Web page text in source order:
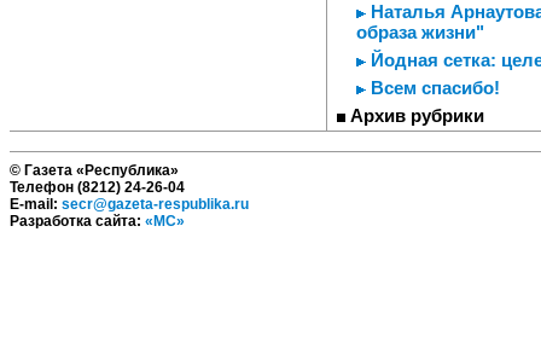
Наталья
образа жизни"
Йодная сетка:
Всем спасибо!
Архив рубрики
© Газета «Республика»
Телефон (8212) 24-26-04
E-mail: secr@gazeta-respublika.ru
Разработка сайта: «МС»